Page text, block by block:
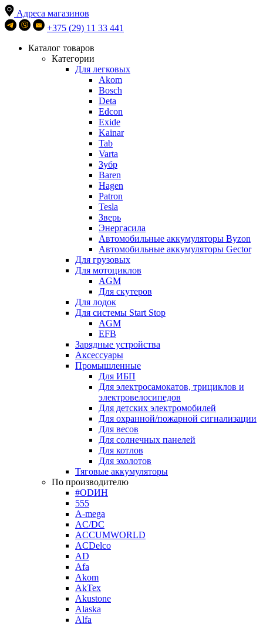
Адреса магазинов
+375 (29) 11 33 441
Каталог товаров
Категории
Для легковых
Akom
Bosch
Deta
Edcon
Exide
Kainar
Tab
Varta
Зубр
Baren
Hagen
Patron
Tesla
Зверь
Энергасила
Автомобильные аккумуляторы Byzon
Автомобильные аккумуляторы Gector
Для грузовых
Для мотоциклов
AGM
Для скутеров
Для лодок
Для системы Start Stop
AGM
EFB
Зарядные устройства
Аксессуары
Промышленные
Для ИБП
Для электросамокатов, трициклов и
электровелосипедов
Для детских электромобилей
Для охранной/пожарной сигнализации
Для весов
Для солнечных панелей
Для котлов
Для эхолотов
Тяговые аккумуляторы
По производителю
#ODИН
555
A-mega
AC/DC
ACCUMWORLD
ACDelco
AD
Afa
Akom
AkTex
Akustone
Alaska
Alfa